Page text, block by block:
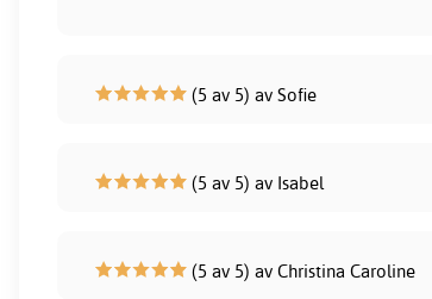
(5 av 5) av Sofie
(5 av 5) av Isabel
(5 av 5) av Christina Caroline